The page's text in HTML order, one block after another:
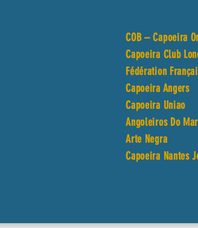
COB – Capoeira
Capoeira Club
Fédération
Capoeira Angers
Capoeira Uniao
Angoleiros Do Mar
Arte Negra
Capoeira Nantes